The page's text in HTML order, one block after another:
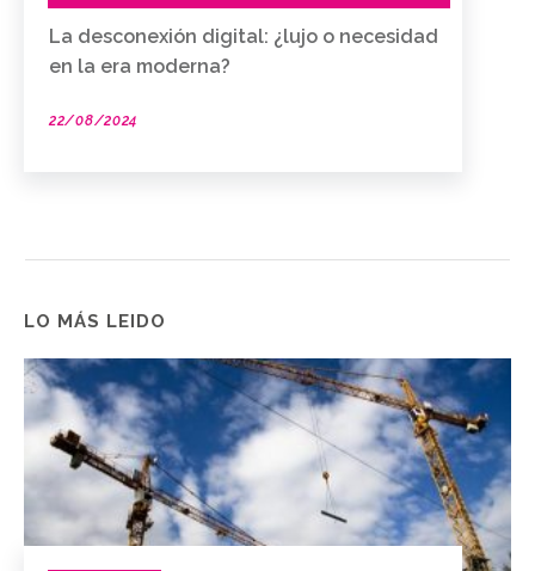
La desconexión digital: ¿lujo o necesidad
en la era moderna?
22/08/2024
LO MÁS LEIDO